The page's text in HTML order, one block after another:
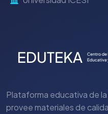
Plataforma educativa de la
provee materiales de